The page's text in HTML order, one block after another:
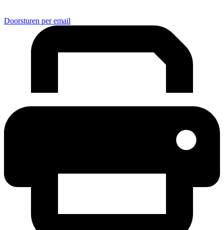
Doorsturen per email